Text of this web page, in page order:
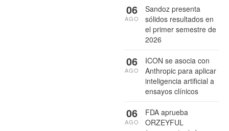
Sandoz presenta
sólidos resultados en
el primer semestre de
2026
06
AGO
ICON se asocia con
Anthropic para aplicar
inteligencia artificial a
ensayos clínicos
06
AGO
FDA aprueba
ORZEYFUL
06
AGO